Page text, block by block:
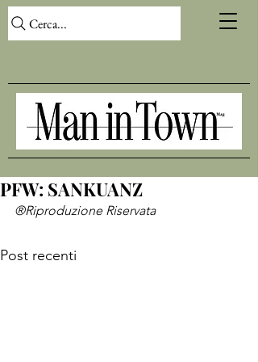
Cerca...
PFW: SANKUANZ
®Riproduzione Riservata
Post recenti